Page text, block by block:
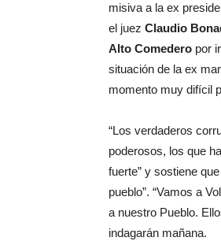
misiva a la ex
el juez Claudio
Alto Comedero por
situación de la ex
momento muy difícil
“Los verdaderos
poderosos, los que
fuerte” y sostiene
pueblo”. “Vamos a
a nuestro Pueblo.
indagarán mañana.